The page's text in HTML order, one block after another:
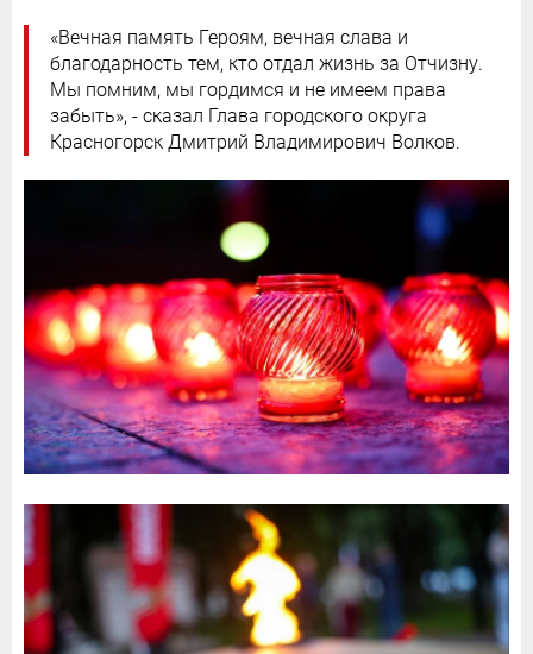
«Вечная память Героям, вечная слава и
благодарность тем, кто отдал жизнь за Отчизну.
Мы помним, мы гордимся и не имеем права
забыть», - сказал Глава городского округа
Красногорск Дмитрий Владимирович Волков.